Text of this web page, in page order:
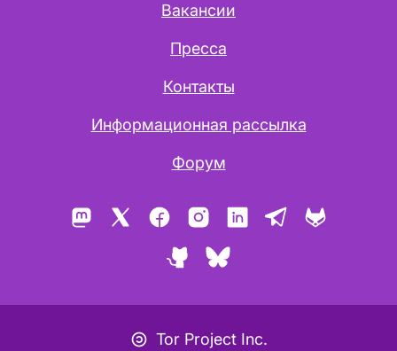
Вакансии
Пресса
Контакты
Информационная рассылка
Форум
Mastodon FacebookInstagramLinkedInTelegram
GitHubBluesky
Иконка Копилефт
Tor Project Inc.